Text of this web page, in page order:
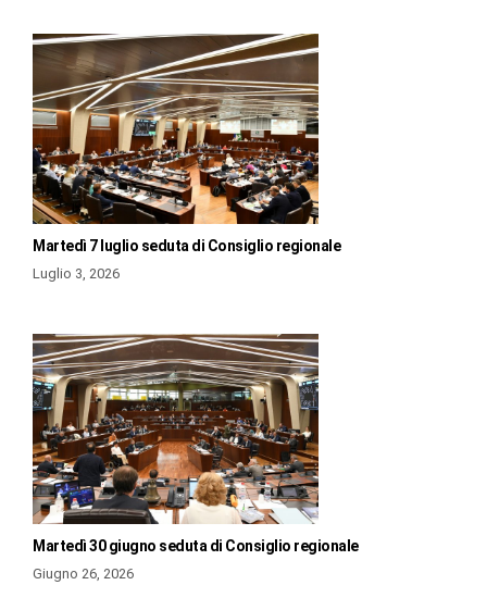
Martedì 7 luglio seduta di Consiglio regionale
Luglio 3, 2026
Martedì 30 giugno seduta di Consiglio regionale
Giugno 26, 2026